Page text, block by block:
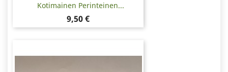
Kotimainen Perinteinen...
Hinta
9,50 €